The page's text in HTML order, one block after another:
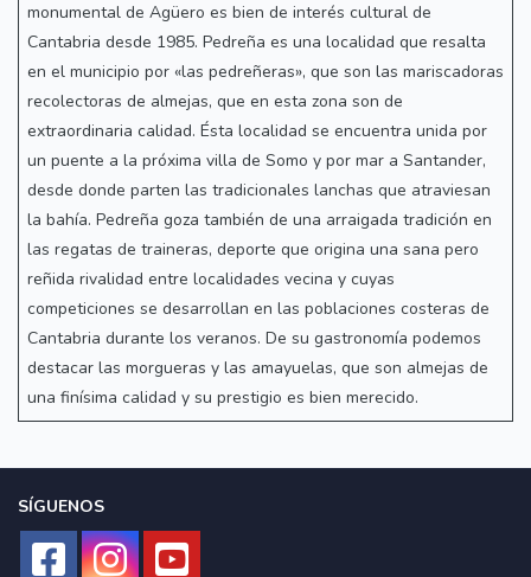
monumental de Agüero es bien de interés cultural de
Cantabria desde 1985. Pedreña es una localidad que resalta
en el municipio por «las pedreñeras», que son las mariscadoras
recolectoras de almejas, que en esta zona son de
extraordinaria calidad. Ésta localidad se encuentra unida por
un puente a la próxima villa de Somo y por mar a Santander,
desde donde parten las tradicionales lanchas que atraviesan
la bahía. Pedreña goza también de una arraigada tradición en
las regatas de traineras, deporte que origina una sana pero
reñida rivalidad entre localidades vecina y cuyas
competiciones se desarrollan en las poblaciones costeras de
Cantabria durante los veranos. De su gastronomía podemos
destacar las morgueras y las amayuelas, que son almejas de
una finísima calidad y su prestigio es bien merecido.
SÍGUENOS